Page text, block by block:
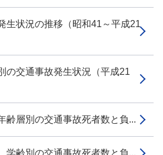
生状況の推移（昭和41～平成21
の交通事故発生状況（平成21
層別の交通事故死者数と負...
齢別の交通事故死者数と負...